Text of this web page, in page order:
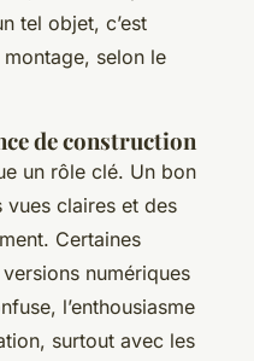
tel objet, c’est
montage, selon le
de construction
un rôle clé. Un bon
claires et des
Certaines
numériques
l’enthousiasme
surtout avec les